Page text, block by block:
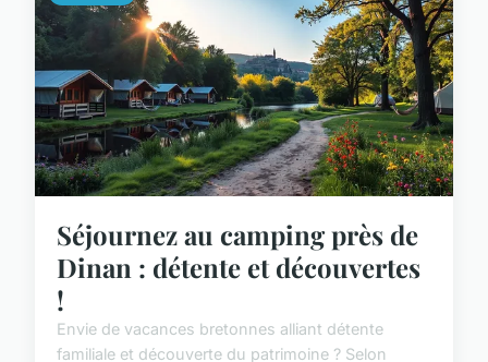
Séjournez au camping près de
Dinan : détente et découvertes
!
Envie de vacances bretonnes alliant détente
familiale et découverte du patrimoine ? Selon